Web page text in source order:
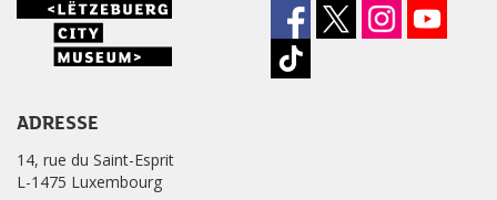
ADRESSE
14, rue du Saint-Esprit
L-1475 Luxembourg